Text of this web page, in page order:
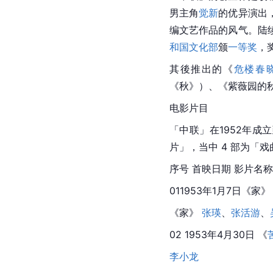
男主角觉新的优异演出
编文艺作品的风气。陆
和国文化部颁一等奖 ，
其後推出的《危楼春
《秋》）、《紫薇园
电影片目
「中联」在1952年成
片」，当中 4 部为「
序号 首映日期 影片名
011953年1月7日《家》
《家》 张瑛 张活游
02 1953年4月30日 《
李小龙